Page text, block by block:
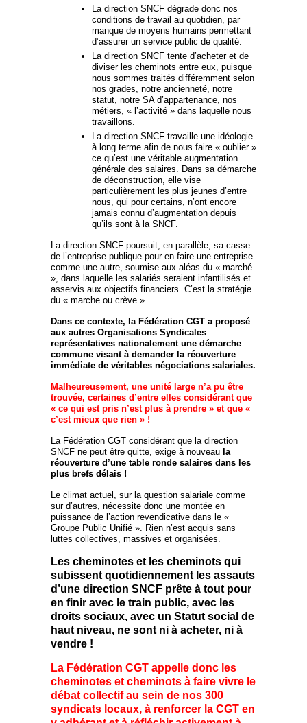
La direction SNCF dégrade donc nos
conditions de travail au quotidien, par
manque de moyens humains permettant
d’assurer un service public de qualité.
La direction SNCF tente d’acheter et de
diviser les cheminots entre eux, puisque
nous sommes traités différemment selon
nos grades, notre ancienneté, notre
statut, notre SA d’appartenance, nos
métiers, « l’activité » dans laquelle nous
travaillons.
La direction SNCF travaille une idéologie
à long terme afin de nous faire « oublier »
ce qu’est une véritable augmentation
générale des salaires. Dans sa démarche
de déconstruction, elle vise
particulièrement les plus jeunes d’entre
nous, qui pour certains, n’ont encore
jamais connu d’augmentation depuis
qu’ils sont à la SNCF.
La direction SNCF poursuit, en parallèle, sa casse
de l’entreprise publique pour en faire une entreprise
comme une autre, soumise aux aléas du « marché
», dans laquelle les salariés seraient infantilisés et
asservis aux objectifs financiers. C’est la stratégie
du « marche ou crève ».
Dans ce contexte, la Fédération CGT a proposé
aux autres Organisations Syndicales
représentatives nationalement une démarche
commune visant à demander la réouverture
immédiate de véritables négociations salariales.
Malheureusement, une unité large n’a pu être
trouvée, certaines d’entre elles considérant que
« ce qui est pris n’est plus à prendre » et que «
c’est mieux que rien » !
La Fédération CGT considérant que la direction
SNCF ne peut être quitte, exige à nouveau la
réouverture d’une table ronde salaires dans les
plus brefs délais !
Le climat actuel, sur la question salariale comme
sur d’autres, nécessite donc une montée en
puissance de l’action revendicative dans le «
Groupe Public Unifié ». Rien n’est acquis sans
luttes collectives, massives et organisées.
Les cheminotes et les cheminots qui
subissent quotidiennement les assauts
d’une direction SNCF prête à tout pour
en finir avec le train public, avec les
droits sociaux, avec un Statut social de
haut niveau, ne sont ni à acheter, ni à
vendre !
La Fédération CGT appelle donc les
cheminotes et cheminots à faire vivre le
débat collectif au sein de nos 300
syndicats locaux, à renforcer la CGT en